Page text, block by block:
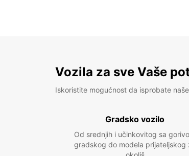
Vozila za sve Vaše
Iskoristite mogućnost da isprobate
Gradsko vozilo
Od srednjih i učinkovitog sa
gradskog do modela prijateljskog